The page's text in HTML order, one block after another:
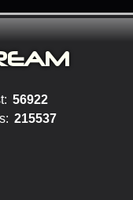
56922
215537